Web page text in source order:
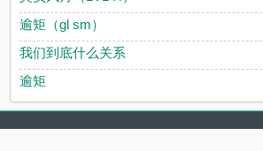
逾矩（gl sm）
我们到底什么关系
逾矩